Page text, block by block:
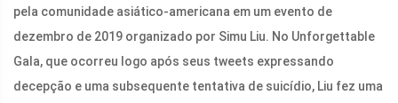
pela comunidade asiático-americana em um evento de
dezembro de 2019 organizado por Simu Liu. No Unforgettable
Gala, que ocorreu logo após seus tweets expressando
decepção e uma subsequente tentativa de suicídio, Liu fez uma